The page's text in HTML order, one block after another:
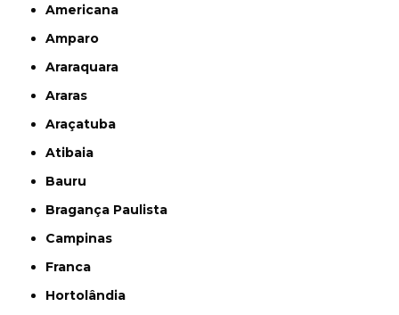
Americana
Amparo
Araraquara
Araras
Araçatuba
Atibaia
Bauru
Bragança Paulista
Campinas
Franca
Hortolândia